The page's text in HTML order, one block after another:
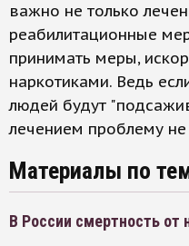
важно не только
реабилитационные
принимать меры,
наркотиками. Ведь
людей будут
лечением проблему не
Материалы по
В России смертность от